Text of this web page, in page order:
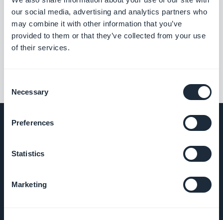
our social media, advertising and analytics partners who
may combine it with other information that you’ve
provided to them or that they’ve collected from your use
of their services.
Selection
Necessary
Preferences
Statistics
Marketing
Liittyvät laajennukset
YRITYS
Tietoa meistä